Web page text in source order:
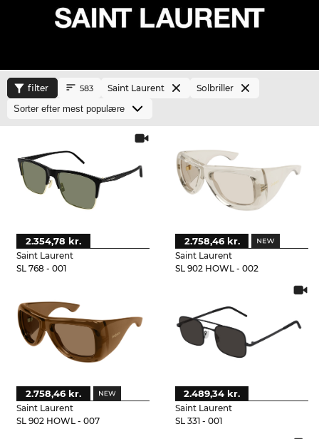
filter 583 Saint Laurent Solbriller
Saint Laurent
SL 768 - 001
2.354,78 kr.
Saint Laurent
SL 902 HOWL - 002
2.758,46 kr.
Saint Laurent
SL 902 HOWL - 007
2.758,46 kr.
Saint Laurent
SL 331 - 001
2.489,34 kr.